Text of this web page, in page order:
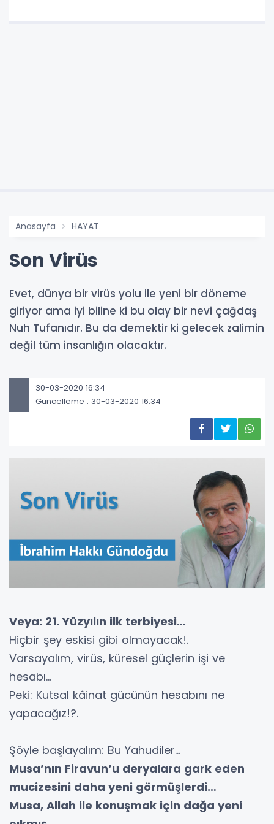
Anasayfa HAYAT
Son Virüs
Evet, dünya bir virüs yolu ile yeni bir döneme
giriyor ama iyi biline ki bu olay bir nevi çağdaş
Nuh Tufanıdır. Bu da demektir ki gelecek zalimin
değil tüm insanlığın olacaktır.
30-03-2020 16:34
Güncelleme : 30-03-2020 16:34
Veya: 21. Yüzyılın ilk terbiyesi…
Hiçbir şey eskisi gibi olmayacak!.
Varsayalım, virüs, küresel güçlerin işi ve
hesabı…
Peki: Kutsal kâinat gücünün hesabını ne
yapacağız!?.
Şöyle başlayalım: Bu Yahudiler…
Musa’nın Firavun’u deryalara gark eden
mucizesini daha yeni görmüşlerdi…
Musa, Allah ile konuşmak için dağa yeni